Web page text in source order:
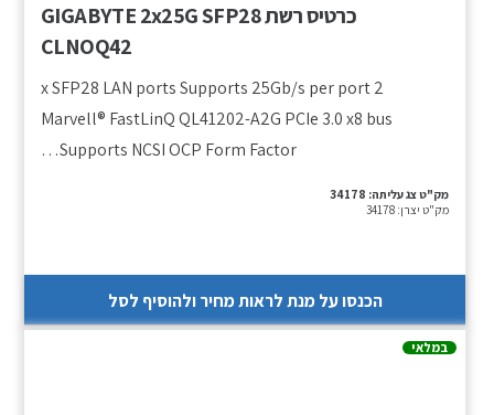
כרטיס רשת GIGABYTE 2x25G SFP28
CLNOQ42
2 x SFP28 LAN ports Supports 25Gb/s per port
Marvell® FastLinQ QL41202-A2G PCIe 3.0 x8 bus
Supports NCSI OCP Form Factor…
מק"ט צג עליתה: 34178
מק"ט יצרן: 34178
הכנסו על מנת לראות מחיר ולהוסיף לסל
במלאי